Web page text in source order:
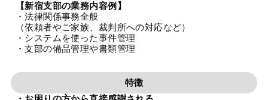
【新宿支部の業務内容例】
・法律関係事務全般
（依頼者やご家族、裁判所への対応など）
・システムを使った事件管理
・支部の備品管理や書類管理
特徴
プライバシーポリシー 利用規約 内部通報
TikTok受賞 定義集